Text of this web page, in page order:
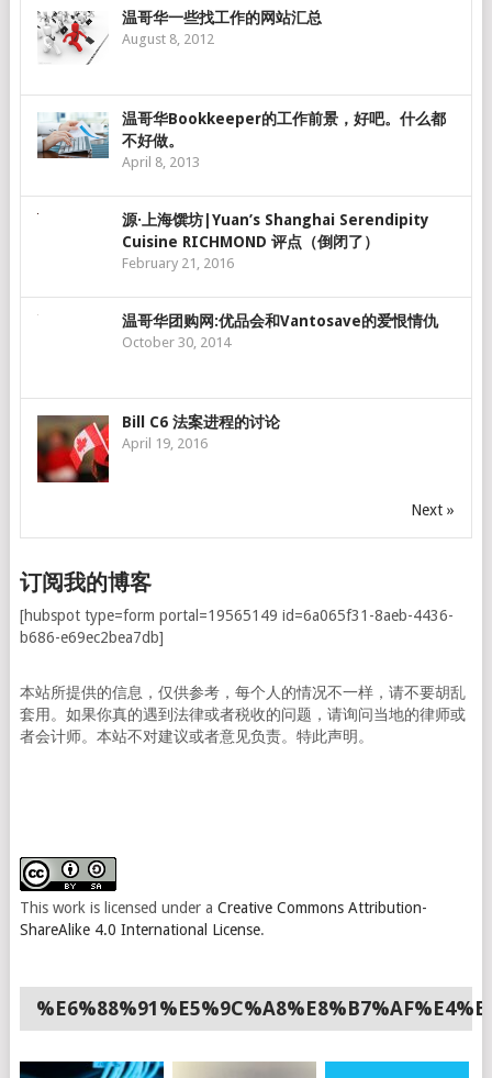
温哥华一些找工作的网站汇总
August 8, 2012
温哥华Bookkeeper的工作前景，好吧。什么都
不好做。
April 8, 2013
源·上海馔坊|Yuan’s Shanghai Serendipity
Cuisine RICHMOND 评点（倒闭了）
February 21, 2016
温哥华团购网:优品会和Vantosave的爱恨情仇
October 30, 2014
Bill C6 法案进程的讨论
April 19, 2016
Next »
订阅我的博客
[hubspot type=form portal=19565149 id=6a065f31-8aeb-4436-
b686-e69ec2bea7db]
本站所提供的信息，仅供参考，每个人的情况不一样，请不要胡乱
套用。如果你真的遇到法律或者税收的问题，请询问当地的律师或
者会计师。本站不对建议或者意见负责。特此声明。
This work is licensed under a Creative Commons Attribution-
ShareAlike 4.0 International License.